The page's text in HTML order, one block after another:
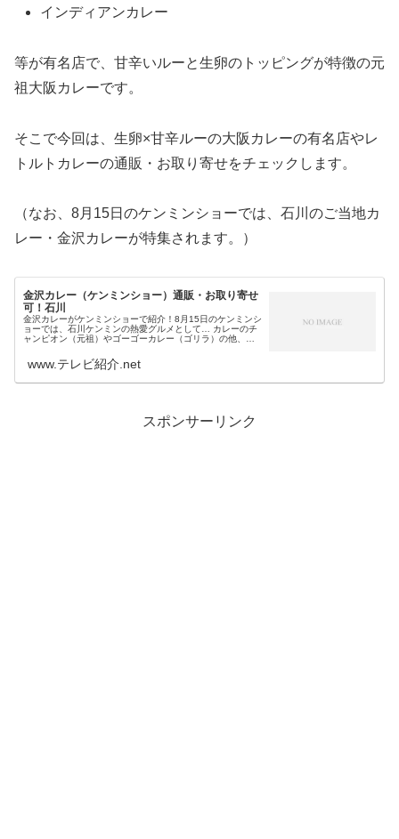
インディアンカレー
等が有名店で、甘辛いルーと生卵のトッピングが特徴の元
祖大阪カレーです。
そこで今回は、生卵×甘辛ルーの大阪カレーの有名店やレ
トルトカレーの通販・お取り寄せをチェックします。
（なお、8月15日のケンミンショーでは、石川のご当地カ
レー・金沢カレーが特集されます。）
金沢カレー（ケンミンショー）通販・お取り寄せ
可！石川
金沢カレーがケンミンショーで紹介！8月15日のケンミンシ
ョーでは、石川ケンミンの熱愛グルメとして… カレーのチ
ャンピオン（元祖）やゴーゴーカレー（ゴリラ）の他、ア
濃厚ルーとソースかつ＆キ...
www.テレビ紹介.net
スポンサーリンク